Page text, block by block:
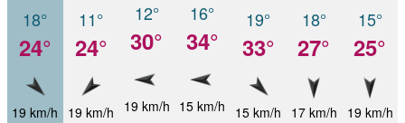
18°
24°
19 km/h
11°
24°
19 km/h
12°
30°
19 km/h
16°
34°
15 km/h
19°
33°
15 km/h
18°
27°
17 km/h
15°
25°
19 km/h